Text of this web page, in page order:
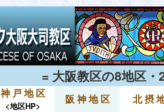
= 大阪教区の8地区
神 戸 地 区
<地区HP>
阪 神 地 区
北 摂